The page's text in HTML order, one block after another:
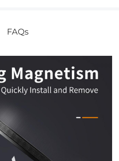
FAQs